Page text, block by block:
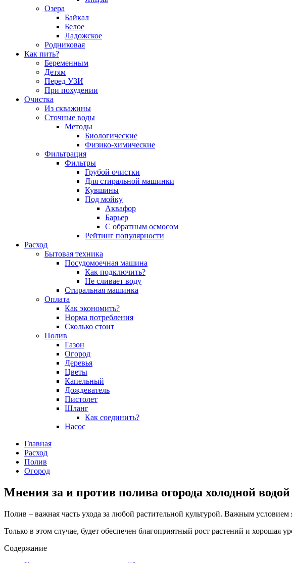
Озера
Байкал
Белое
Ладожское
Родниковая
Как пить?
Беременным
Детям
Перед УЗИ
При похудении
Очистка
Из скважины
Сточные воды
Методы
Биологические
Физико-химические
Фильтрация
Фильтры
Грубой очистки
Для стиральной машинки
Кувшины
Под мойку
Аквафор
Барьер
С обратным осмосом
Рейтинг популярности
Расход
Бытовая техника
Посудомоечная машина
Как подключить?
Не сливает воду
Стиральная машинка
Оплата
Как экономить?
Норма потребления
Сколько стоит
Полив
Газон
Огород
Деревья
Цветы
Капельный
Дождеватель
Пистолет
Шланг
Как соединить?
Насос
Главная
Расход
Полив
Огород
Мнения за и против полива огорода холодной водой
Полив – важная часть ухода за любой растительной культурой. Важным
Только в этом случае, будет обеспечен благоприятный рост растений и
Содержание